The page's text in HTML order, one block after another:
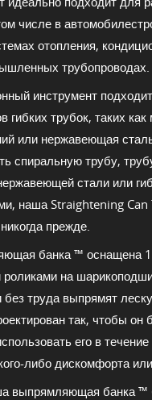
числе в
отопления,
трубопроводах.
инструмент
гибких трубок, таких как
или нержавеющая
спиральную трубу,
стали или
наша Straightening Can
прежде.
банка ™ оснащена
на
без труда выпрямят леску.
так, чтобы он
его в
либо дискомфорта
выпрямляющая банка